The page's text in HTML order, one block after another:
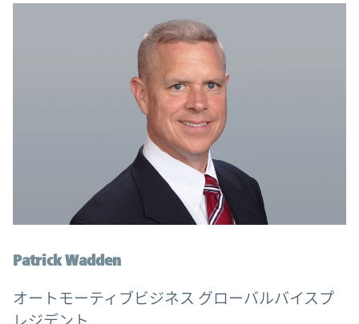
Patrick Wadden
オートモーティブビジネス グローバルバイスプ